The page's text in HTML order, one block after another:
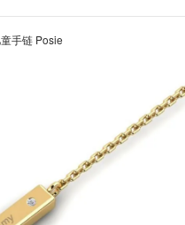
童手链 Posie